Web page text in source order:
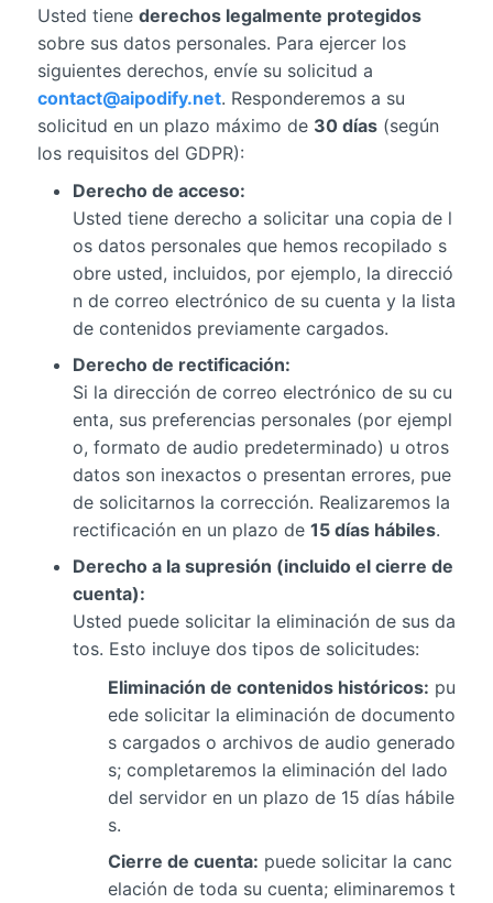
Usted tiene derechos legalmente protegidos
sobre sus datos personales. Para ejercer los
siguientes derechos, envíe su solicitud a
contact@aipodify.net. Responderemos a su
solicitud en un plazo máximo de 30 días(según
los requisitos del GDPR):
Derecho de acceso:
Usted tiene derecho a solicitar una copia de l
os datos personales que hemos recopilado s
obre usted, incluidos, por ejemplo, la direcció
n de correo electrónico de su cuenta y la lista
de contenidos previamente cargados.
Derecho de rectificación:
Si la dirección de correo electrónico de su cu
enta, sus preferencias personales (por ejempl
o, formato de audio predeterminado) u otros
datos son inexactos o presentan errores, pue
de solicitarnos la corrección. Realizaremos la
rectificación en un plazo de 15 días hábiles.
Derecho a la supresión (incluido el cierre de
cuenta):
Usted puede solicitar la eliminación de sus da
tos. Esto incluye dos tipos de solicitudes:
Eliminación de contenidos históricos: pu
ede solicitar la eliminación de documento
s cargados o archivos de audio generado
s; completaremos la eliminación del lado
del servidor en un plazo de 15 días hábile
s.
Cierre de cuenta: puede solicitar la canc
elación de toda su cuenta; eliminaremos t